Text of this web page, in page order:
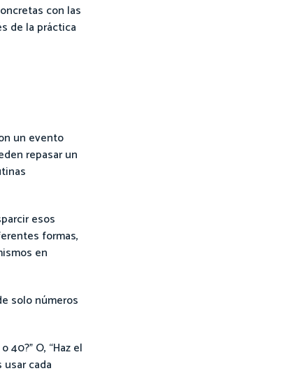
con las
de la práctica
un evento
repasar un
esos
formas,
en
solo números
40?" O, “Haz el
cada